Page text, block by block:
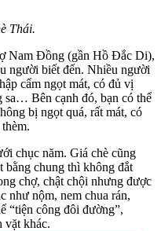
Thái.
Nam Đồng (gần Hồ Đắc Di),
người biết đến. Nhiều người
cẩm ngọt mát, có đủ vị
sa… Bên cạnh đó, bạn có thể
bị ngọt quá, rất mát, có
chục năm. Giá chè cũng
bằng chung thì không đắt
chợ, chật chội nhưng được
như nộm, nem chua rán,
“tiện công đôi đường”,
vặt khác.